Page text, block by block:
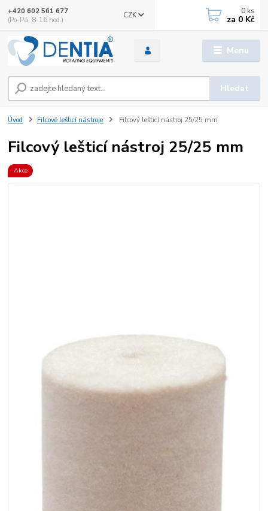
Menu
CZK
Hledat
+420 602 561 677
(Po-Pá, 8-16 hod.)
0 ks
za 0 Kč
Úvod Filcové lešticí nástroje Filcový lešticí nástroj 25/25 mm
Filcový lešticí nástroj 25/25 mm
Akce